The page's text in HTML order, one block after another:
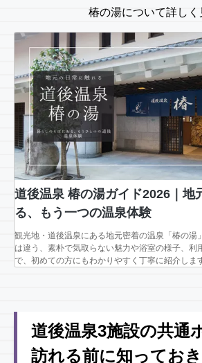
椿の湯について詳しく
道後温泉 椿の湯ガイド2026｜地
る、もう一つの温泉体験
観光地・道後温泉にある地元密着の温泉「椿の湯
は違う、素朴で気取らない魅力や浴室の様子、利
で、初めての方にもわかりやすく丁寧に紹介しま
道後温泉3施設の共通
訪れる前に知ってお